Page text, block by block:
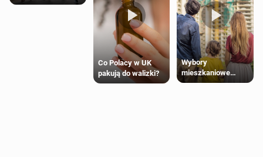
Co Polacy w UK
pakują do walizki?
Wybory
mieszkaniowe
Polaków 2025